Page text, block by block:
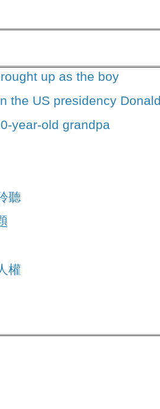
up as the boy
the US presidency
year-old grandpa
聽
權